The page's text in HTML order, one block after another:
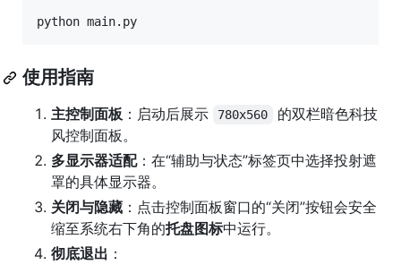
python main.py
使用指南
主控制面板 ：启动后展示 780x560
的双栏暗色科技
风控制面板。
多显示器适配：在“辅助与状态”标签页中选择投射遮
罩的具体显示器。
关闭与隐藏 ：点击控制面板窗口的“关闭”按钮会安全
缩至系统右下角的托盘图标中运行。
彻底退出 ：